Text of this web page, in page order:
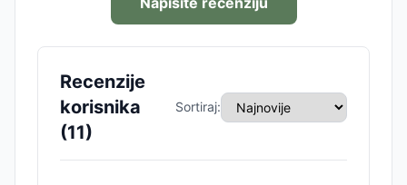
Recenzije
korisnika
(11)
Sortiraj: